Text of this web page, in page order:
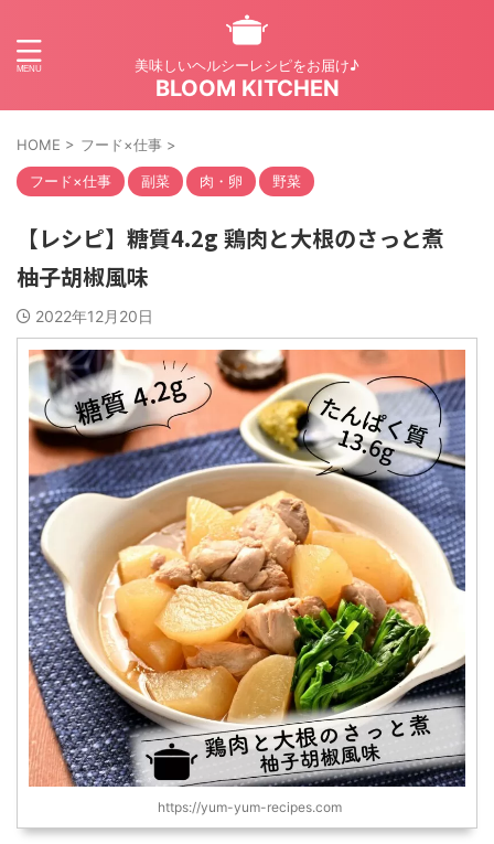
美味しいヘルシーレシピをお届け♪
BLOOM KITCHEN
HOME > フード×仕事 >
フード×仕事 副菜 肉・卵 野菜
【レシピ】糖質4.2g 鶏肉と大根のさっと煮
柚子胡椒風味
2022年12月20日
https://yum-yum-recipes.com